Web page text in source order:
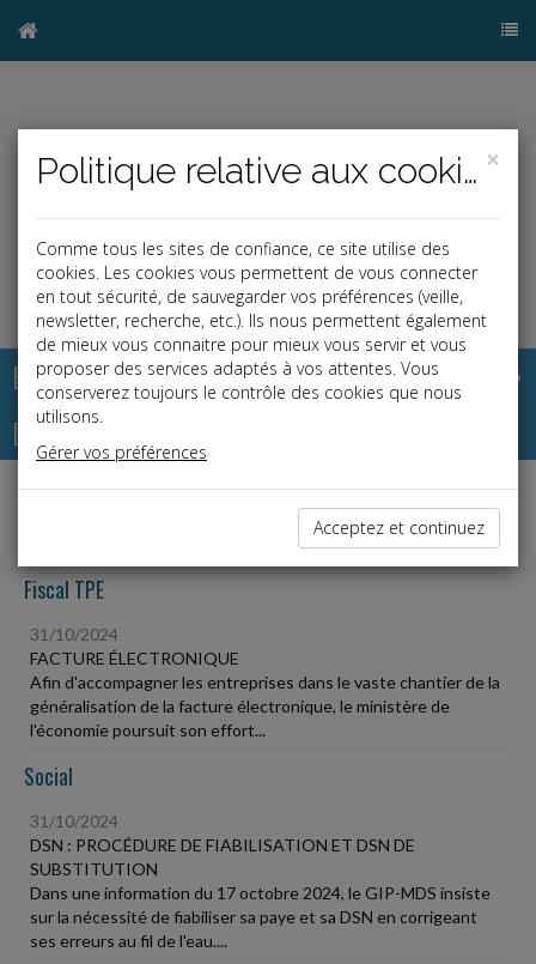
Base documentaire
Dépêches
Liste des dernières dépêches
Fiscal TPE
31/10/2024
FACTURE ÉLECTRONIQUE
Afin d'accompagner les entreprises dans le vaste chantier de la
généralisation de la facture électronique, le ministère de
l'économie poursuit son effort...
Social
31/10/2024
DSN : PROCÉDURE DE FIABILISATION ET DSN DE
SUBSTITUTION
Dans une information du 17 octobre 2024, le GIP-MDS insiste
sur la nécessité de fiabiliser sa paye et sa DSN en corrigeant
ses erreurs au fil de l'eau....
×
Politique relative aux cookies
Comme tous les sites de confiance, ce site utilise des
cookies. Les cookies vous permettent de vous connecter
en tout sécurité, de sauvegarder vos préférences (veille,
newsletter, recherche, etc.). Ils nous permettent également
de mieux vous connaitre pour mieux vous servir et vous
proposer des services adaptés à vos attentes. Vous
conserverez toujours le contrôle des cookies que nous
utilisons.
Gérer vos préférences
Acceptez et continuez